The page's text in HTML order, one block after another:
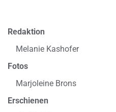
Redaktion
Melanie Kashofer
Fotos
Marjoleine Brons
Erschienen